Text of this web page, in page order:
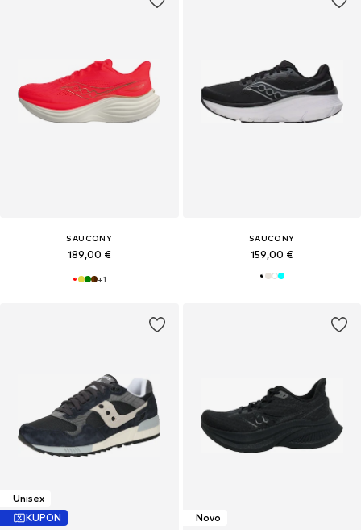
SAUCONY
189,00 €
+1
SAUCONY
159,00 €
Unisex
KUPON
Novo